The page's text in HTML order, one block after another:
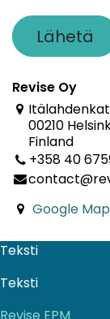
Lähetä
Revise Oy
00210
Finland
+358 40
Google
Teksti
Teksti
Revise EPM